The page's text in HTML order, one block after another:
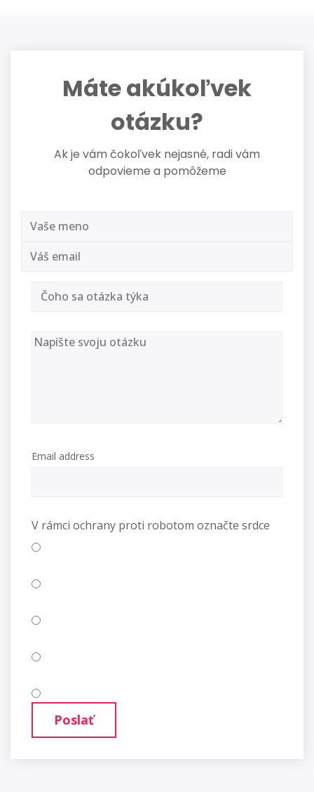
Máte akúkoľvek
otázku?
Ak je vám čokoľvek nejasné, radi vám
odpovieme a pomôžeme
Email address
V rámci ochrany proti robotom označte srdce
Poslať